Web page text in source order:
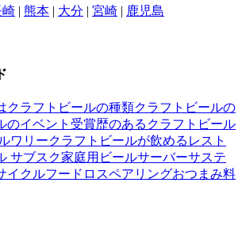
崎 | 熊本 | 大分 | 宮崎 | 鹿児島
クラフトビールの種類クラフトビールの
のイベント 受賞歴のあるクラフトビール
ワリークラフトビールが飲めるレスト
サブスク家庭用ビールサーバーサステ
イクルフードロスペアリングおつまみ料